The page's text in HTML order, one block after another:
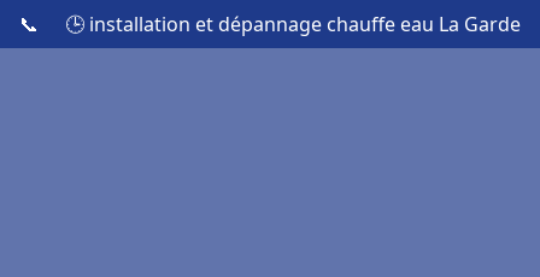
📞 🕒 installation et dépannage chauffe eau La Garde